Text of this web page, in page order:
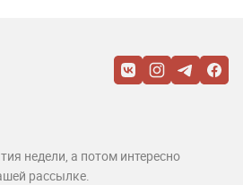
недели, а потом интересно
рассылке.